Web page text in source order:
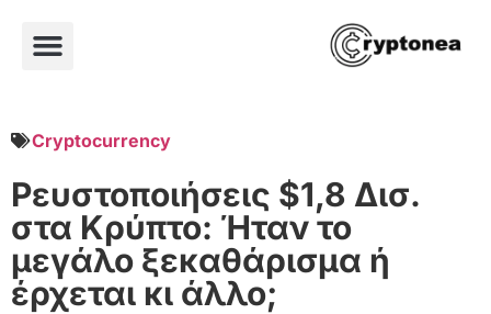
Cryptocurrency
Ρευστοποιήσεις $1,8 Δισ.
στα Κρύπτο: Ήταν το
μεγάλο ξεκαθάρισμα ή
έρχεται κι άλλο;